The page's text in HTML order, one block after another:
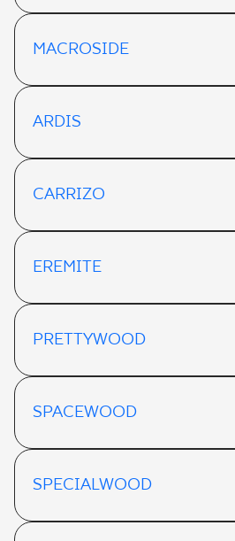
MACROSIDE
ARDIS
CARRIZO
EREMITE
PRETTYWOOD
SPACEWOOD
SPECIALWOOD